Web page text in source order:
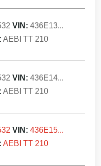
VIN: 436E13...
AEBI TT 210
VIN: 436E14...
AEBI TT 210
VIN: 436E15...
AEBI TT 210